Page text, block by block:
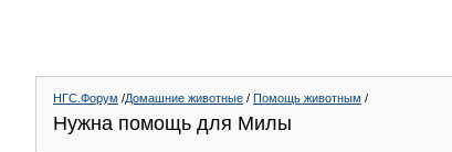
НГС.Форум /Домашние животные / Помощь животным /
Нужна помощь для Милы